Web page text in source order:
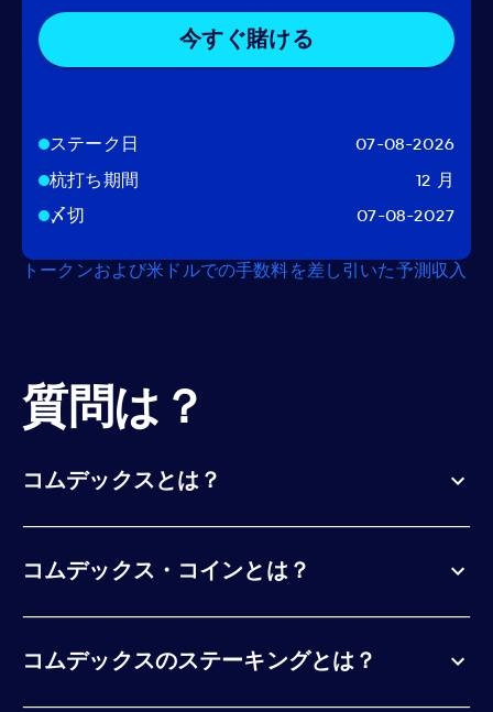
今すぐ賭ける
ステーク日
07-08-2026
杭打ち期間
12 月
〆切
07-08-2027
トークンおよび米ドルでの手数料を差し引いた予測収入
質問は？
コムデックスとは？
コムデックス・コインとは？
コムデックスのステーキングとは？